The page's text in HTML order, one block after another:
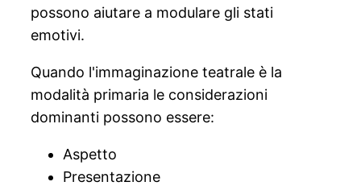
possono aiutare a modulare gli stati
emotivi.
Quando l'immaginazione teatrale è la
modalità primaria le considerazioni
dominanti possono essere:
Aspetto
Presentazione